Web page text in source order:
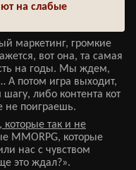
на слабые
маркетинг, громкие
вот она, та самая
на годы. Мы ждем,
А потом игра выходит,
либо контента кот
не поиграешь.
так и не
MMORPG, которые
нас с чувством
это ждал?».